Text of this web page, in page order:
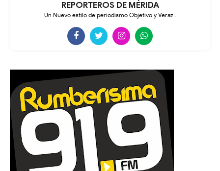
REPORTEROS DE MÉRIDA
Un Nuevo estilo de periodismo Objetivo y Veraz .